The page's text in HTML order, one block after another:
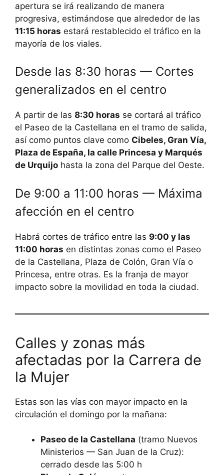
apertura se irá realizando de manera
progresiva, estimándose que alrededor de las
11:15 horas estará restablecido el tráfico en la
mayoría de los viales.
Desde las 8:30 horas — Cortes
generalizados en el centro
A partir de las 8:30 horas se cortará al tráfico
el Paseo de la Castellana en el tramo de salida,
así como puntos clave como Cibeles, Gran Vía,
Plaza de España, la calle Princesa y Marqués
de Urquijo hasta la zona del Parque del Oeste.
De 9:00 a 11:00 horas — Máxima
afección en el centro
Habrá cortes de tráfico entre las 9:00 y las
11:00 horas en distintas zonas como el Paseo
de la Castellana, Plaza de Colón, Gran Vía o
Princesa, entre otras. Es la franja de mayor
impacto sobre la movilidad en toda la ciudad.
Calles y zonas más
afectadas por la Carrera de
la Mujer
Estas son las vías con mayor impacto en la
circulación el domingo por la mañana:
Paseo de la Castellana (tramo Nuevos
Ministerios — San Juan de la Cruz):
cerrado desde las 5:00 h